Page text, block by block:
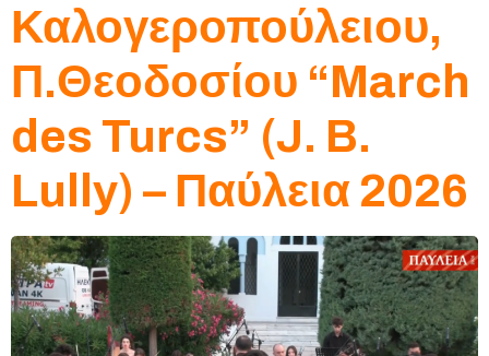
Καλογεροπούλειου,
Π.Θεοδοσίου “March
des Turcs” (J. B.
Lully) – Παύλεια 2026